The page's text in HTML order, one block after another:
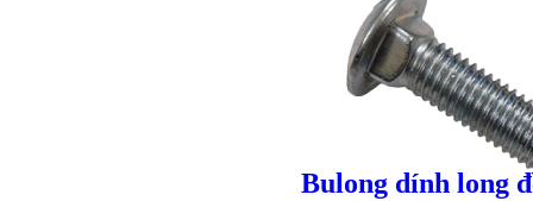
Bulong dính long